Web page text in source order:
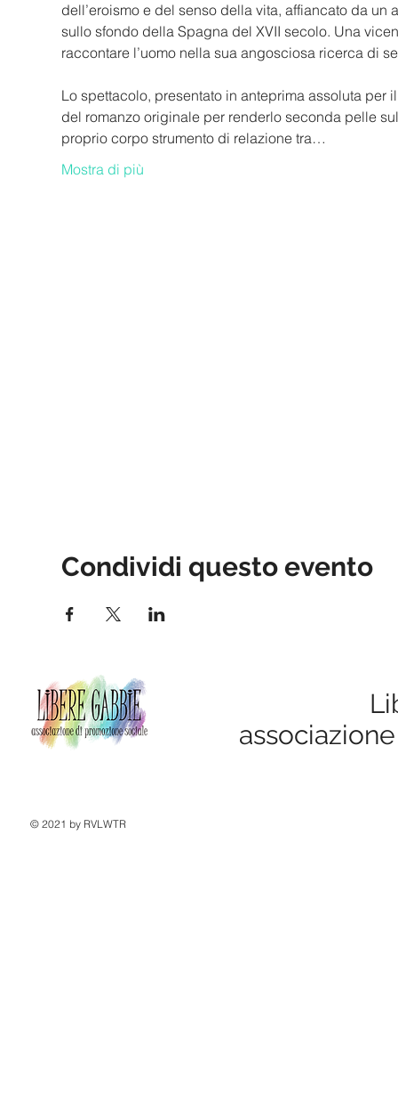
dell’eroismo e del senso della vita, affiancato da
sullo sfondo della Spagna del XVII secolo. Una
raccontare l’uomo nella sua angosciosa ricerca di
Lo spettacolo, presentato in anteprima assoluta per
del romanzo originale per renderlo seconda pelle
proprio corpo strumento di relazione tra…
Mostra di più
Condividi questo evento
© 2021 by RVLWTR